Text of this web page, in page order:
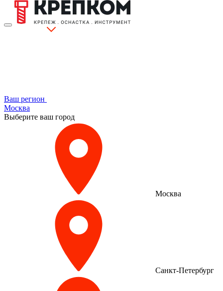
Ваш регион
Москва
Выберите ваш город
Москва
Санкт-Петербург